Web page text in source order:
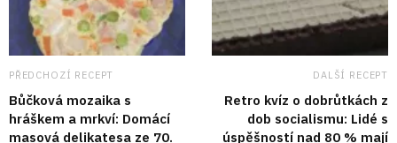
PŘEDCHOZÍ RECEPT
Bůčková mozaika s
hráškem a mrkví: Domácí
masová delikatesa ze 70.
DALŠÍ RECEPT
Retro kvíz o dobrůtkách z
dob socialismu: Lidé s
úspěšností nad 80 % mají